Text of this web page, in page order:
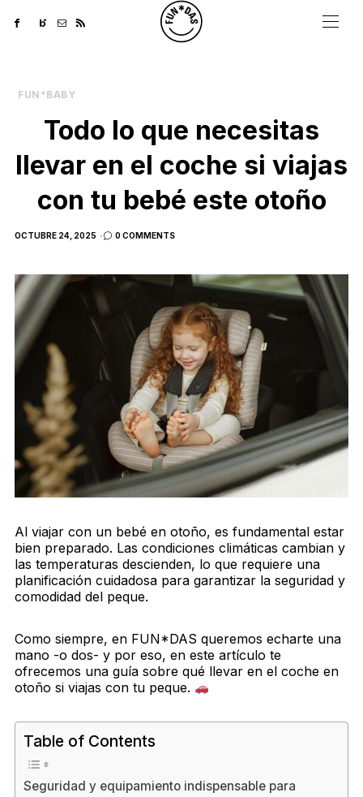
FUN*BABY
Todo lo que necesitas
llevar en el coche si viajas
con tu bebé este otoño
POSTED
OCTUBRE 24, 2025 0 COMMENTS
Al viajar con un bebé en otoño, es fundamental estar
bien preparado. Las condiciones climáticas cambian y
las temperaturas descienden, lo que requiere una
planificación cuidadosa para garantizar la seguridad y
comodidad del peque.
Como siempre, en FUN*DAS queremos echarte una
mano -o dos- y por eso, en este artículo te
ofrecemos una guía sobre qué llevar en el coche en
otoño si viajas con tu peque.
Table of Contents
Seguridad y equipamiento indispensable para